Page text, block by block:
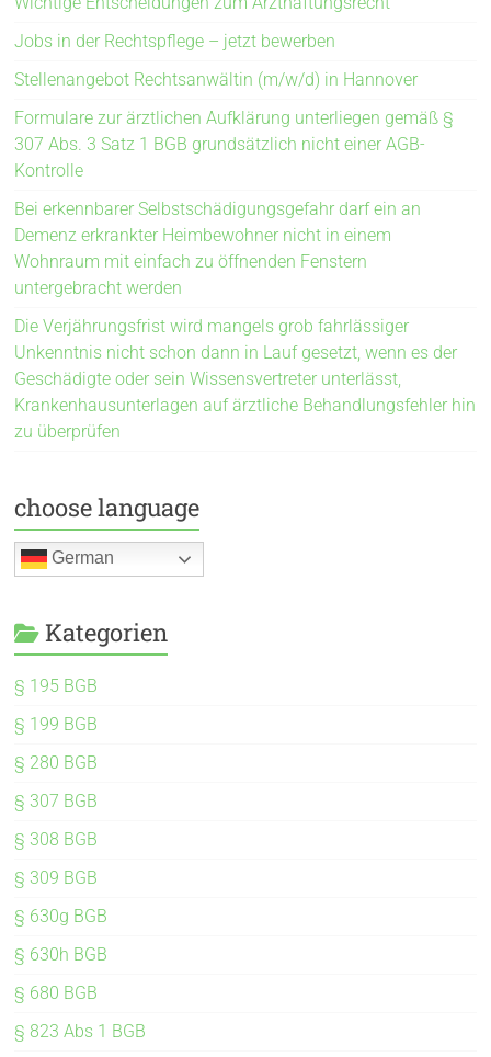
Jobs in der Rechtspflege – jetzt bewerben
Stellenangebot Rechtsanwältin (m/w/d) in Hannover
Formulare zur ärztlichen Aufklärung unterliegen gemäß §
307 Abs. 3 Satz 1 BGB grundsätzlich nicht einer AGB-
Kontrolle
Bei erkennbarer Selbstschädigungsgefahr darf ein an
Demenz erkrankter Heimbewohner nicht in einem
Wohnraum mit einfach zu öffnenden Fenstern
untergebracht werden
Die Verjährungsfrist wird mangels grob fahrlässiger
Unkenntnis nicht schon dann in Lauf gesetzt, wenn es der
Geschädigte oder sein Wissensvertreter unterlässt,
Krankenhausunterlagen auf ärztliche Behandlungsfehler hin
zu überprüfen
choose language
German
Kategorien
§ 195 BGB
§ 199 BGB
§ 280 BGB
§ 307 BGB
§ 308 BGB
§ 309 BGB
§ 630g BGB
§ 630h BGB
§ 680 BGB
§ 823 Abs 1 BGB